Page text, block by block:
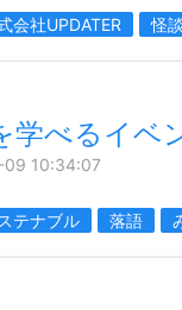
会社UPDATER 怪
学べるイベ
10:34:07
テナブル 落語